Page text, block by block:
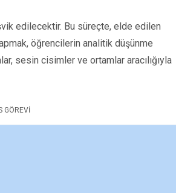
edilecektir. Bu süreçte, elde edilen
öğrencilerin analitik düşünme
sesin cisimler ve ortamlar aracılığıyla
GÖREVI